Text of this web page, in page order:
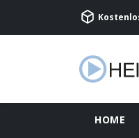
HOME